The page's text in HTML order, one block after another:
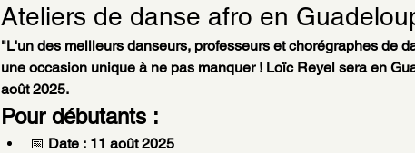
Ateliers de danse afro en
"L'un des meilleurs danseurs, professeurs et chorégraphes de
une occasion unique à ne pas manquer ! Loïc Reyel sera en
août 2025.
Pour débutants :
📅 Date : 11 août 2025